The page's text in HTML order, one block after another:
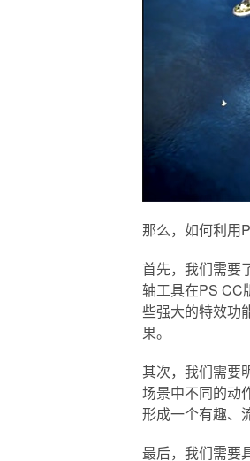
那么，如何利用
首先，我们需要
轴工具在PS CC
些强大的特效功
果。
其次，我们需要
场景中不同的动
形成一个有趣、
最后，我们需要